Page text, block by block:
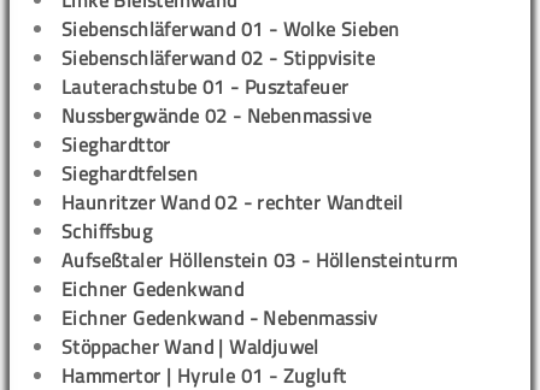
Siebenschläferwand 01 - Wolke Sieben
Siebenschläferwand 02 - Stippvisite
Lauterachstube 01 - Pusztafeuer
Nussbergwände 02 - Nebenmassive
Sieghardttor
Sieghardtfelsen
Haunritzer Wand 02 - rechter Wandteil
Schiffsbug
Aufseßtaler Höllenstein 03 - Höllensteinturm
Eichner Gedenkwand
Eichner Gedenkwand - Nebenmassiv
Stöppacher Wand | Waldjuwel
Hammertor | Hyrule 01 - Zugluft